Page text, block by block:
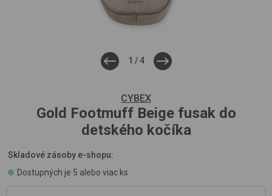
1 /4
CYBEX
Gold Footmuff Beige fusak do
detského kočíka
Skladové zásoby e-shopu:
Dostupných je 5 alebo viac ks